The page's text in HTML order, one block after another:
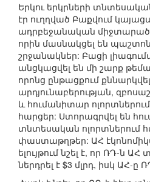
Երկու երկրների
էր ուղղված Բաքվում
ադրբեջանական
որին մասնակցել են
շրջանակներ: Բացի
անցկացվել են մի շարք
որոնց ընթացքում
արդյունաբերության,
և հումանիտար
հարցեր: Ստորագրվել են
տնտեսական ոլորտներում
փաստաթղթեր: ԱՀ
ելույթում նշել է, որ ՌԴ-ն ԱՀ
ներդրել է $3 մլրդ, իսկ ԱՀ-ը